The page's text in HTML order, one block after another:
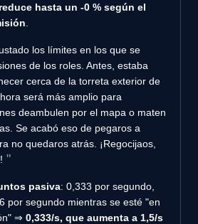
hasta un -0 % según el
los límites en los que se
de los roles. Antes, estaba
cerca de la torreta exterior de
será más amplio para
deambulen por el mapa o maten
Se acabó eso de pegaros a
no quedaros atrás. ¡Regocijaos,
pasiva: 0,333 por segundo,
por segundo mientras se esté "en
⇒ 0,333/s, que aumenta a 1,5/s